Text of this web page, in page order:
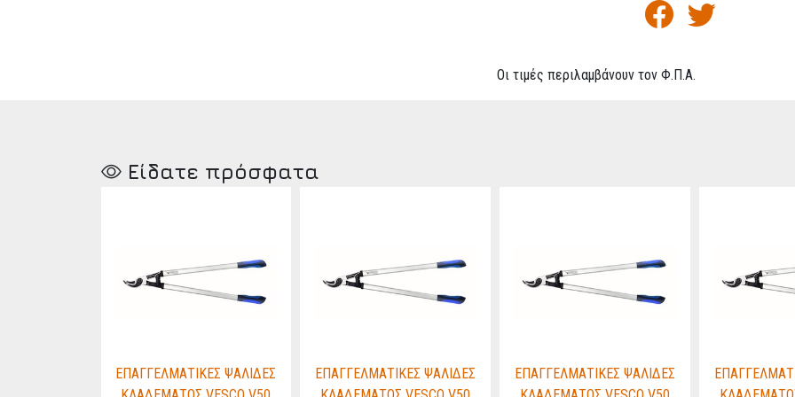
Οι τιμές περιλαμβάνουν τον Φ.Π.Α.
Είδατε πρόσφατα
ΕΠΑΓΓΕΛΜΑΤΙΚΕΣ ΨΑΛΙΔΕΣ
ΕΠΑΓΓΕΛΜΑΤΙΚΕΣ ΨΑΛΙΔΕΣ
ΕΠΑΓΓΕΛΜΑΤΙΚΕΣ ΨΑΛΙΔΕΣ